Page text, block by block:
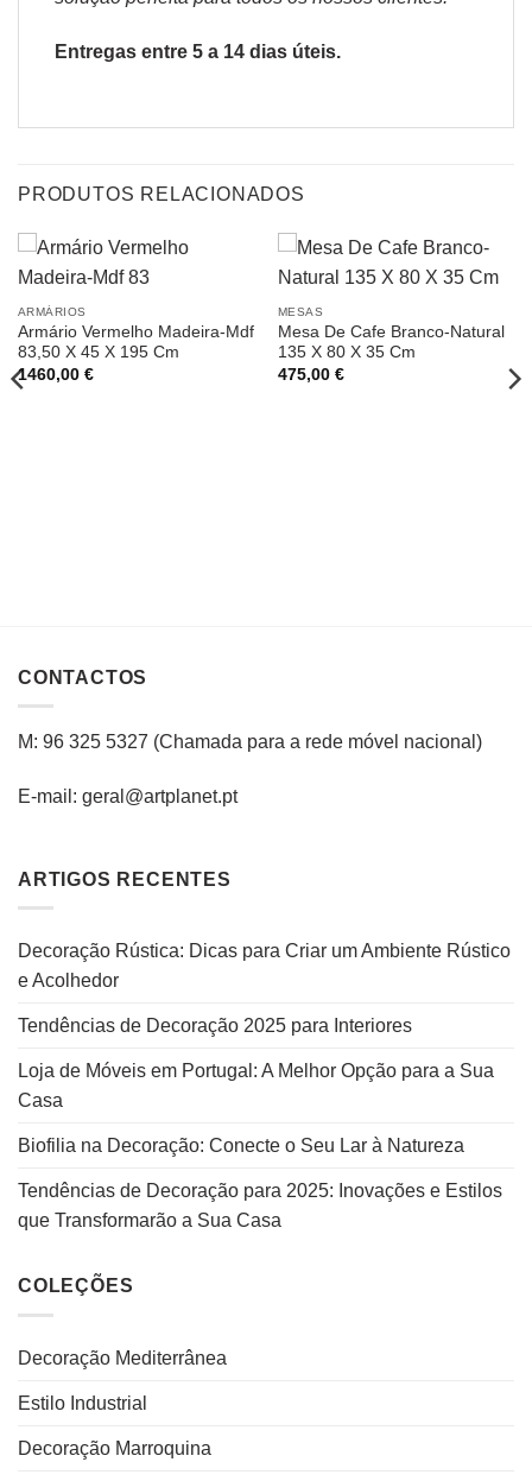
Entregas entre 5 a 14 dias úteis.
PRODUTOS RELACIONADOS
ARMÁRIOS
Armário Vermelho Madeira-Mdf
83,50 X 45 X 195 Cm
1460,00 €
MESAS
Mesa De Cafe Branco-Natural
135 X 80 X 35 Cm
475,00 €
CONTACTOS
M: 96 325 5327 (Chamada para a rede móvel nacional )
E-mail: geral@artplanet.pt
ARTIGOS RECENTES
Decoração Rústica: Dicas para Criar um Ambiente Rústico
e Acolhedor
Tendências de Decoração 2025 para Interiores
Loja de Móveis em Portugal: A Melhor Opção para a Sua
Casa
Biofilia na Decoração: Conecte o Seu Lar à Natureza
Tendências de Decoração para 2025: Inovações e Estilos
que Transformarão a Sua Casa
COLEÇÕES
Decoração Mediterrânea
Estilo Industrial
Decoração Marroquina